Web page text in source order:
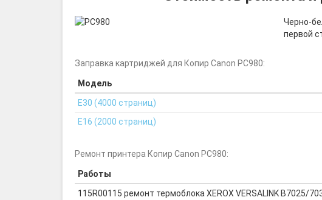
Черно-
первой
Заправка картриджей для Копир Canon PC980:
Модель
E30 (4000 страниц)
E16 (2000 страниц)
Ремонт принтера Копир Canon PC980:
Работы
115R00115 ремонт термоблока XEROX VERSALINK B7025/